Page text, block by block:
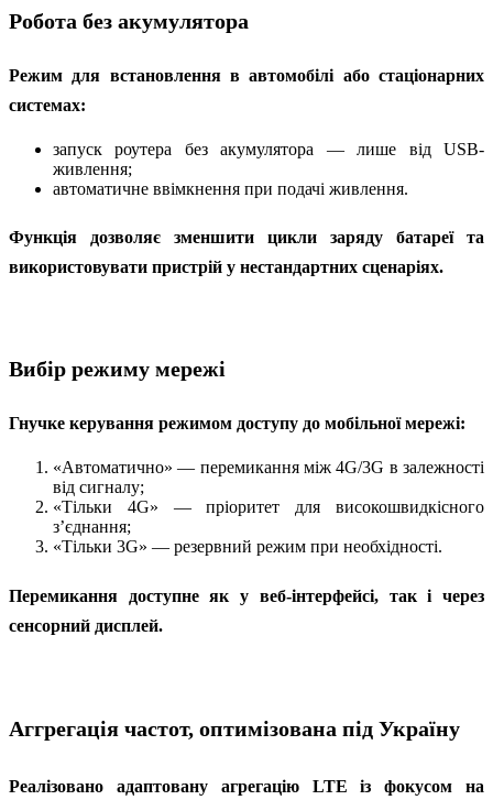
Робота без акумулятора
Режим для встановлення в автомобілі або стаціонарних
системах:
запуск роутера без акумулятора — лише від USB-
живлення;
автоматичне ввімкнення при подачі живлення.
Функція дозволяє зменшити цикли заряду батареї та
використовувати пристрій у нестандартних сценаріях.
Вибір режиму мережі
Гнучке керування режимом доступу до мобільної мережі:
«Автоматично» — перемикання між 4G/3G в залежності
від сигналу;
«Тільки 4G» — пріоритет для високошвидкісного
з’єднання;
«Тільки 3G» — резервний режим при необхідності.
Перемикання доступне як у веб-інтерфейсі, так і через
сенсорний дисплей.
Аггрегація частот, оптимізована під Україну
Реалізовано адаптовану агрегацію LTE із фокусом на